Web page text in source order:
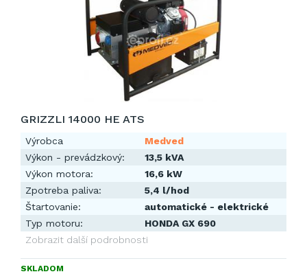
GRIZZLI 14000 HE ATS
Výrobca
Medved
Výkon - prevádzkový:
13,5 kVA
Výkon motora:
16,6 kW
Zpotreba paliva:
5,4 l/hod
Štartovanie:
automatické - elektrické
Typ motoru:
HONDA GX 690
Zobrazit další podrobnosti
SKLADOM